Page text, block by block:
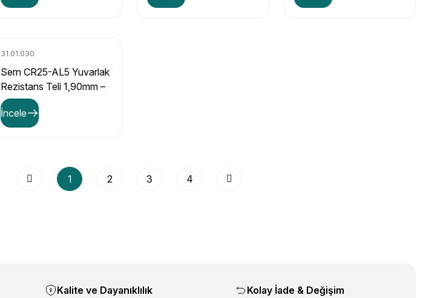
31.01.030
Sern CR25-AL5 Yuvarlak
Rezistans Teli 1,90mm –
0,51 Ω/m Direnç Değerli
İncele
1 2 3 4
Kalite ve Dayanıklılık Kolay İade & Değişim